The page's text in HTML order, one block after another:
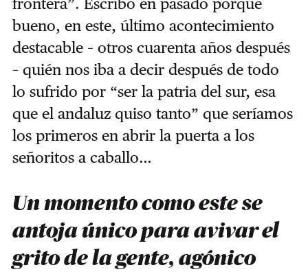
bueno, en este, último acontecimiento
destacable – otros cuarenta años después
– quién nos iba a decir después de todo
lo sufrido por “ser la patria del sur, esa
que el andaluz quiso tanto” que seríamos
los primeros en abrir la puerta a los
señoritos a caballo…
Un momento como este se
antoja único para avivar el
grito de la gente, agónico